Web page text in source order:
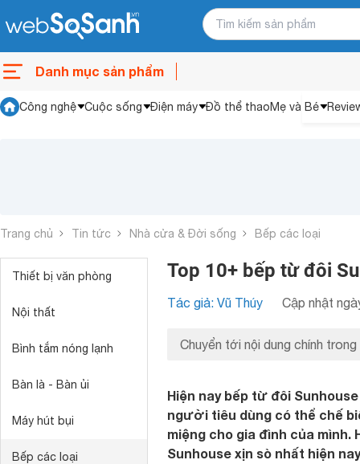
Danh mục sản phẩm
Công nghệ Cuộc sống Điện máy Đồ thể thaoMẹ và Bé
Trang chủ Tin tức Nhà cửa & Đời sống Bếp các loại
Thiết bị văn phòng
Nội thất
Bình tắm nóng lạnh
Bàn là - Bàn ủi
Máy hút bụi
Bếp các loại
Top 10+ bếp từ đôi
Tác giả: Vũ Thúy Cập nhật
Chuyển tới nội dung chính trong
Hiện nay bếp từ đôi
người tiêu dùng có thể chế
miệng cho gia đình của mình.
Sunhouse xịn sò nhất hiện